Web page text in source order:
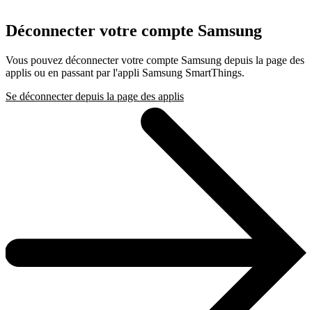
Déconnecter votre compte Samsung
Vous pouvez déconnecter votre compte Samsung depuis la page des
applis ou en passant par l'appli Samsung SmartThings.
Se déconnecter depuis la page des applis